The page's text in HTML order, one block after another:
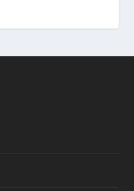
την
επιχειρηματικές